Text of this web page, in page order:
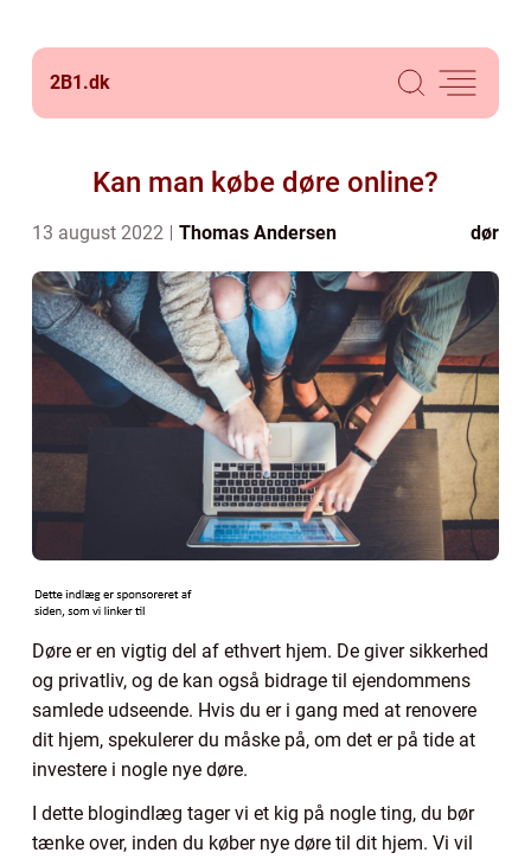
2B1.dk
Kan man købe døre online?
13 august 2022 Thomas Andersen dør
Døre er en vigtig del af ethvert hjem. De giver sikkerhed
og privatliv, og de kan også bidrage til ejendommens
samlede udseende. Hvis du er i gang med at renovere
dit hjem, spekulerer du måske på, om det er på tide at
investere i nogle nye døre.
I dette blogindlæg tager vi et kig på nogle ting, du bør
tænke over, inden du køber nye døre til dit hjem. Vi vil